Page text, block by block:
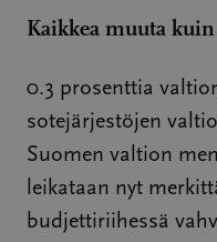
Kaikkea muuta
0.3 prosenttia
sotejärjestöjen
Suomen valtion
leikataan nyt
budjettiriihessä